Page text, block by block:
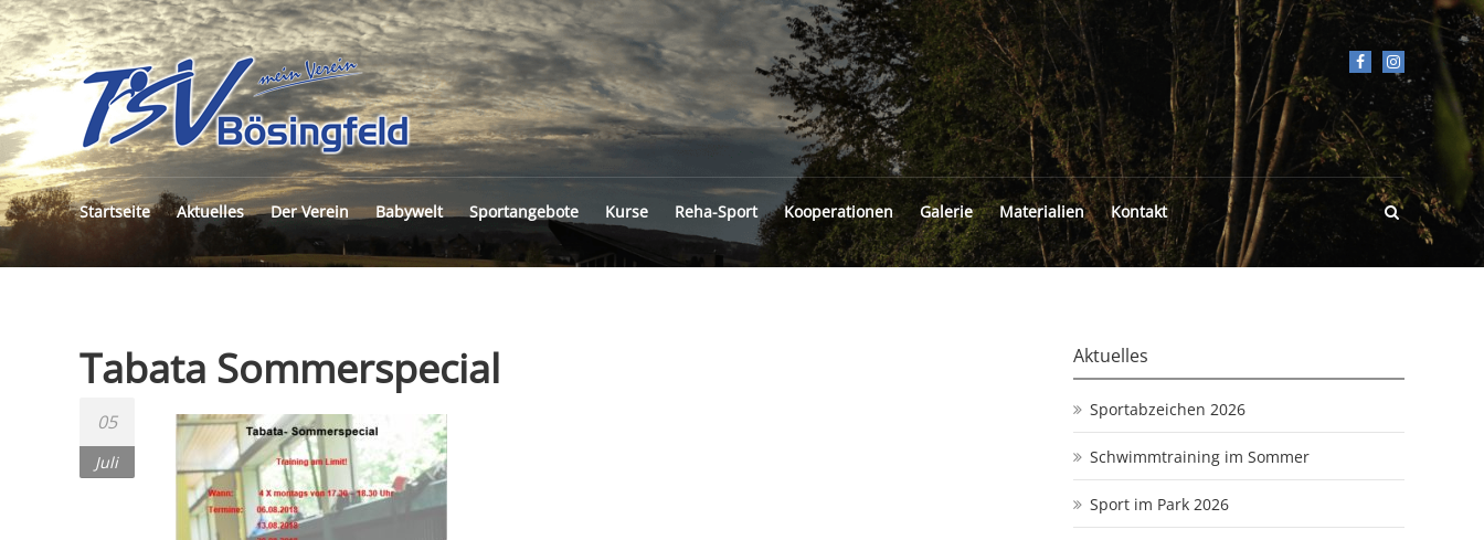
TSV
BÖSINGFELD
E.V.
Startseite Aktuelles Der Verein Babywelt Sportangebote Kurse Reha-Sport Kooperationen Galerie Materialien Kontakt
Tabata Sommerspecial
05
Juli
Aktuelles
Sportabzeichen 2026
Schwimmtraining im Sommer
Sport im Park 2026